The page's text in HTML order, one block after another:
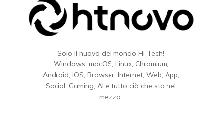
— Solo il nuovo del mondo Hi-Tech! —
Windows, macOS, Linux, Chromium,
Android, iOS, Browser, Internet, Web, App,
Social, Gaming, AI e tutto ciò che sta nel
mezzo.